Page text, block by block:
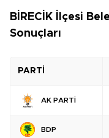
BİRECİK İlçesi
Sonuçları
PARTİ
AK PARTİ
BDP